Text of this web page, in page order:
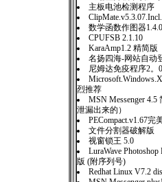
主板电池检测程序
数学函数作图器1.4.0
CPUFSB 2.1.10
KaraAmp1.2 精简版
名扬四海-网站自动
尼姆达免疫程序2。0
烈推荐
MSN Messenger
泄漏出来的）
PECompact.v1.67完
文件分割器破解版
视窗锁王 5.0
LuraWave
版 (附序列号)
Redhat Linux V7.2